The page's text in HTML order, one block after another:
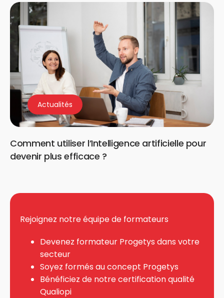
Comment utiliser l’Intelligence artificielle pour
devenir plus efficace ?
Actualités
Rejoignez notre équipe de formateurs
Devenez formateur Progetys dans votre
secteur
Soyez formés au concept Progetys
Bénéficiez de notre certification qualité
Qualiopi